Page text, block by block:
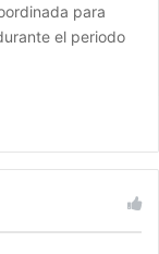
para
el periodo